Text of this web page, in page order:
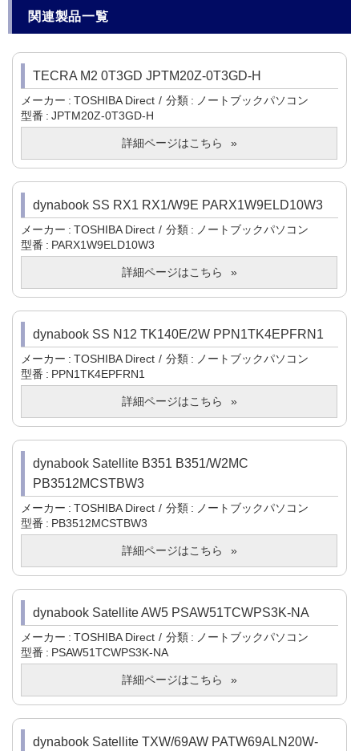
関連製品一覧
TECRA M2 0T3GD JPTM20Z-0T3GD-H
メーカー TOSHIBA Direct 分類
ノートブックパソコン
型番
JPTM20Z-0T3GD-H
詳細ページはこちら
dynabook SS RX1 RX1/W9E PARX1W9ELD10W3
メーカー TOSHIBA Direct 分類
ノートブックパソコン
型番
PARX1W9ELD10W3
詳細ページはこちら
dynabook SS N12 TK140E/2W PPN1TK4EPFRN1
メーカー TOSHIBA Direct 分類
ノートブックパソコン
型番
PPN1TK4EPFRN1
詳細ページはこちら
dynabook Satellite B351 B351/W2MC
PB3512MCSTBW3
メーカー TOSHIBA Direct 分類
ノートブックパソコン
型番
PB3512MCSTBW3
詳細ページはこちら
dynabook Satellite AW5 PSAW51TCWPS3K-NA
メーカー TOSHIBA Direct 分類
ノートブックパソコン
型番
PSAW51TCWPS3K-NA
詳細ページはこちら
dynabook Satellite TXW/69AW PATW69ALN20W-